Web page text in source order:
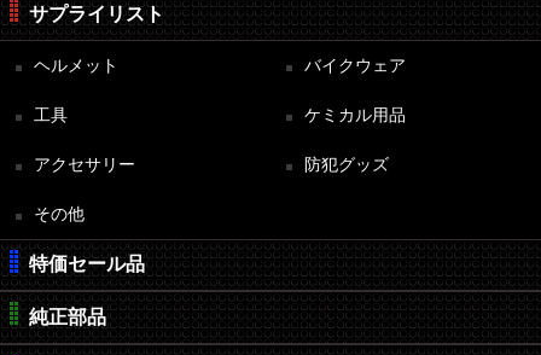
サプライリスト
ヘルメット バイクウェア
工具 ケミカル用品
アクセサリー 防犯グッズ
その他
特価セール品
純正部品